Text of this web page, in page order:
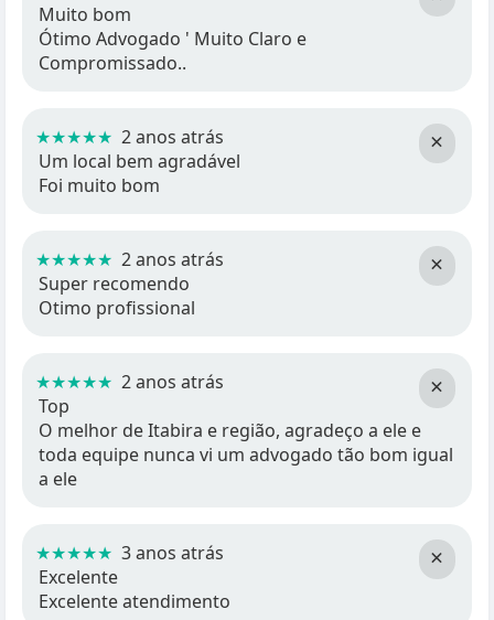
Muito bom
Ótimo Advogado ' Muito Claro e
Compromissado..
×
★★★★★ 2 anos atrás
Um local bem agradável
Foi muito bom
×
★★★★★ 2 anos atrás
Super recomendo
Otimo profissional
×
★★★★★ 2 anos atrás
Top
O melhor de Itabira e região, agradeço a ele e
toda equipe nunca vi um advogado tão bom igual
a ele
×
★★★★★ 3 anos atrás
Excelente
Excelente atendimento